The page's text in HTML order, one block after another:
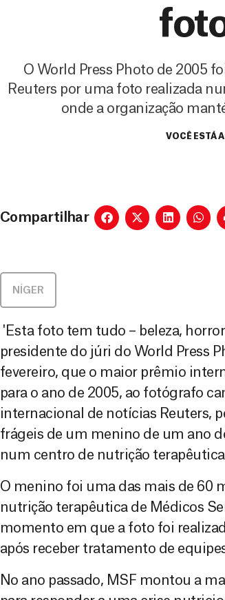
O World Press Photo de 2005
Reuters por uma foto realizada
onde a organização
VOCÊ ESTÁ
Compartilhar
NÍGER
'Esta foto tem tudo – beleza,
presidente do júri do World Press
fevereiro, que o maior prêmio
para o ano de 2005, ao fotógrafo
internacional de notícias Reuters,
frágeis de um menino de um ano
num centro de nutrição
O menino foi uma das mais de 60
nutrição terapêutica de Médicos
momento em que a foto foi
após receber tratamento de
No ano passado, MSF montou a